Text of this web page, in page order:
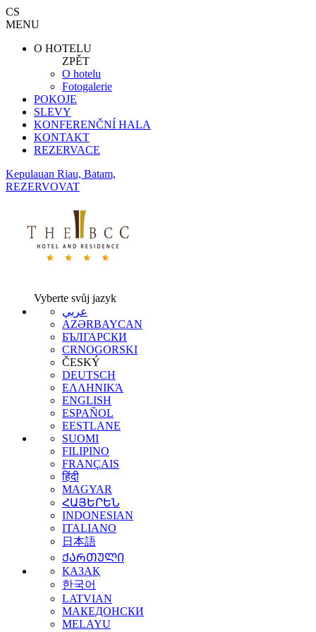
CS
MENU
O HOTELU
ZPĚT
O hotelu
Fotogalerie
POKOJE
SLEVY
KONFERENČNÍ HALA
KONTAKT
REZERVACE
Kepulauan Riau, Batam,
REZERVOVAT
Vyberte svůj jazyk
عربي
AZƏRBAYCAN
БЪЛГАРСКИ
CRNOGORSKI
ČESKÝ
DEUTSCH
ΕΛΛΗΝΙΚΆ
ENGLISH
ESPAÑOL
EESTLANE
SUOMI
FILIPINO
FRANÇAIS
हिंदी
MAGYAR
ՀԱՅԵՐԵՆ
INDONESIAN
ITALIANO
日本語
ᲥᲐᲠᲗᲣᲚᲘ
ҚАЗАҚ
한국어
LATVIAN
МАКЕДОНСКИ
MELAYU